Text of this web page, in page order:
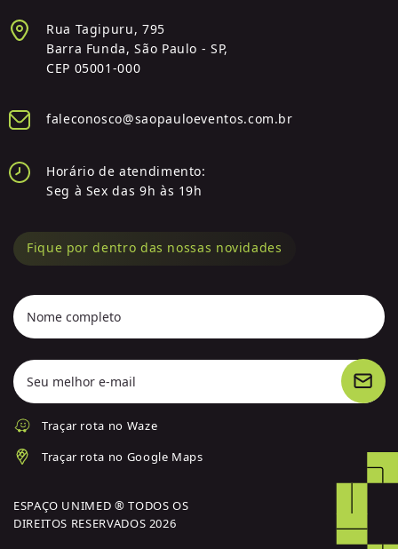
Rua Tagipuru, 795
Barra Funda, São Paulo - SP,
CEP 05001-000
faleconosco@saopauloeventos.com.br
Horário de atendimento:
Seg à Sex das 9h às 19h
Fique por dentro das nossas novidades
Nome completo
Seu melhor e-mail
Traçar rota no Waze
Traçar rota no Google Maps
ESPAÇO UNIMED ® TODOS OS
DIREITOS RESERVADOS 2026